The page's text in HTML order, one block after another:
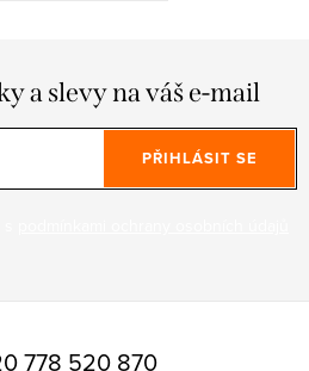
a slevy na váš e-mail
PŘIHLÁSIT SE
778 520 870